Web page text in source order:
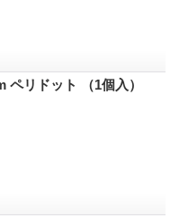
ペリドット （1個入）